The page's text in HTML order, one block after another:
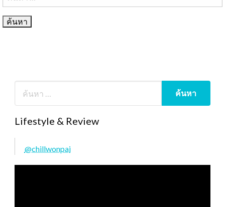
สำหรับ:
Lifestyle & Review
@chillwonpai